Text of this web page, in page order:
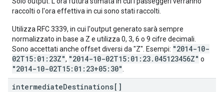
raccolti o l'ora effettiva in cui sono stati raccolti.
Utilizza RFC 3339, in cui l'output generato sarà sempre
normalizzato in base a Z e utilizza 0, 3, 6 o 9 cifre decimali.
Sono accettati anche offset diversi da "Z". Esempi: "2014-10-
02T15:01:23Z", "2014-10-02T15:01:23.045123456Z" o
"2014-10-02T15:01:23+05:30"
intermediateDestinations[]